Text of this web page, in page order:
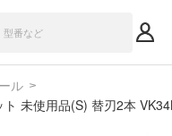
ル
未使用品(S) 替刃2本